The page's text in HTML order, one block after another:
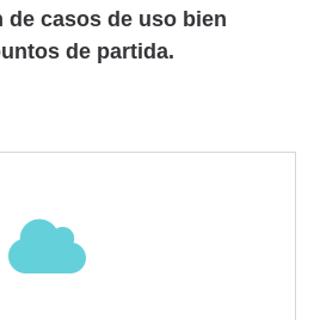
de casos de uso bien
de partida.